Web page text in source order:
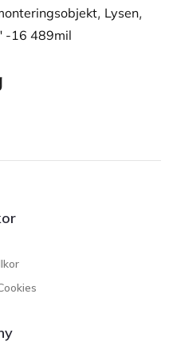
, Lysen,
-16 489mil